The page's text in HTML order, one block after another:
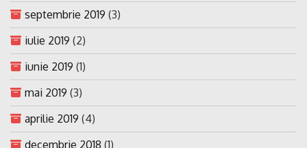
septembrie 2019 (3)
iulie 2019 (2)
iunie 2019 (1)
mai 2019 (3)
aprilie 2019 (4)
decembrie 2018 (1)